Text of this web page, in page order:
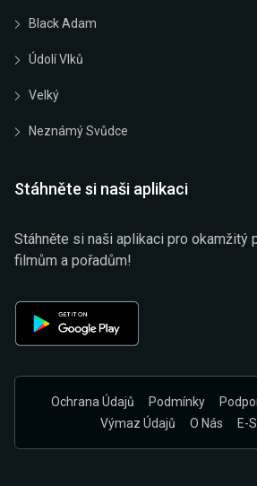
Black Adam
Údolí Vlků
Velký
Neznámý Svůdce
Stáhněte si naši aplikaci
Stáhněte si naši aplikaci pro okamžitý
filmům a pořadům!
Ochrana Údajů Podmínky
Výmaz Údajů
O Nás E-